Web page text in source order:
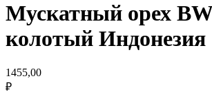
Мускатный орех
колотый Индонезия
1455,00
₽